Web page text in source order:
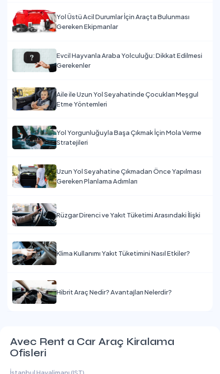
Yol Üstü Acil Durumlar İçin Araçta Bulunması
Gereken Ekipmanlar
Evcil Hayvanla Araba Yolculuğu: Dikkat Edilmesi
Gerekenler
Aile ile Uzun Yol Seyahatinde Çocukları Meşgul
Etme Yöntemleri
Yol Yorgunluğuyla Başa Çıkmak İçin Mola Verme
Stratejileri
Uzun Yol Seyahatine Çıkmadan Önce Yapılması
Gereken Planlama Adımları
Rüzgar Direnci ve Yakıt Tüketimi Arasındaki İlişki
Klima Kullanımı Yakıt Tüketimini Nasıl Etkiler?
Hibrit Araç Nedir? Avantajları Nelerdir?
Avec Rent a Car Araç Kiralama
Ofisleri
İstanbul Havalimanı (IST)